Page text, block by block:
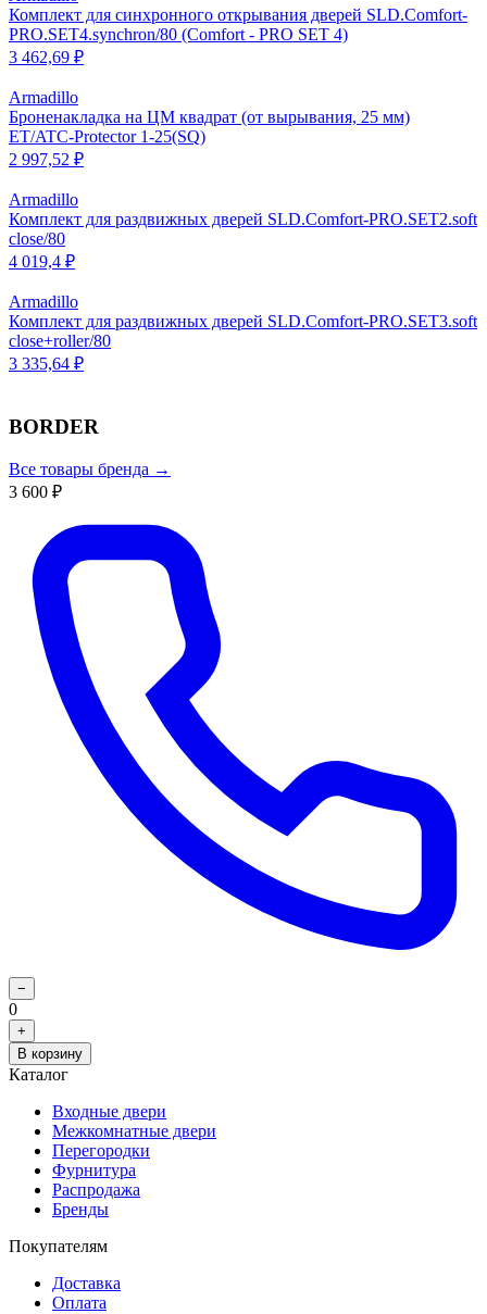
Комплект для синхронного открывания дверей SLD.Comfort-
PRO.SET4.synchron/80 (Comfort - PRO SET 4)
3 462,69 ₽
Armadillo
Броненакладка на ЦМ квадрат (от вырывания, 25 мм)
ET/ATC-Protector 1-25(SQ)
2 997,52 ₽
Armadillo
Комплект для раздвижных дверей SLD.Comfort-PRO.SET2.soft
close/80
4 019,4 ₽
Armadillo
Комплект для раздвижных дверей SLD.Comfort-PRO.SET3.soft
close+roller/80
3 335,64 ₽
BORDER
Все товары бренда →
3 600 ₽
−
0
+
В корзину
Каталог
Входные двери
Межкомнатные двери
Перегородки
Фурнитура
Распродажа
Бренды
Покупателям
Доставка
Оплата